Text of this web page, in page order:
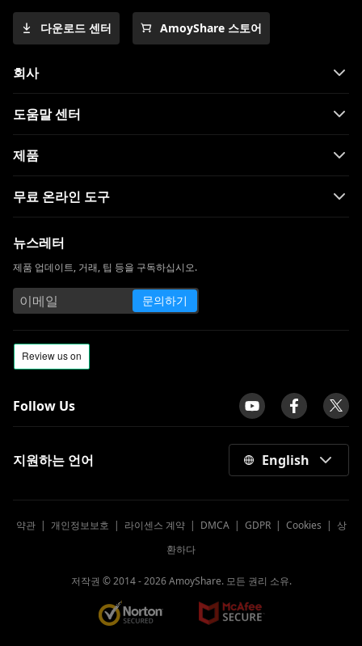
다운로드 센터 AmoyShare 스토어
회사
도움말 센터
제품
무료 온라인 도구
뉴스레터
제품 업데이트, 거래, 팁 등을 구독하십시오.
문의하기
Follow Us
지원하는 언어 English
약관| 개인정보보호 | 라이센스 계약| DMCA| GDPR| Cookies | 상
환하다
저작권 © 2014 -2026AmoyShare. 모든 권리 소유.